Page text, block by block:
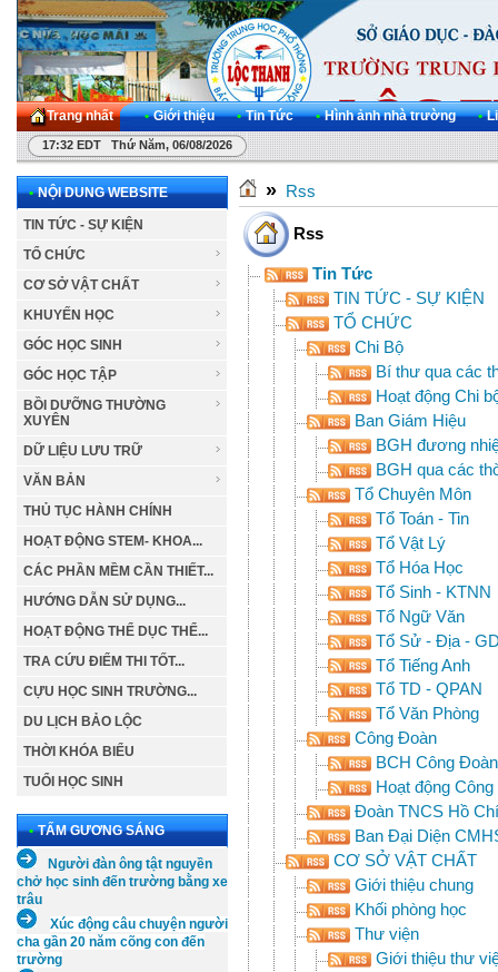
Trang nhất • Giới thiệu • Tin Tức • Hình ảnh nhà trường •
17:32 EDT Thứ Năm, 06/08/2026
• NỘI DUNG WEBSITE
TIN TỨC - SỰ KIỆN
TỔ CHỨC
CƠ SỞ VẬT CHẤT
KHUYẾN HỌC
GÓC HỌC SINH
GÓC HỌC TẬP
BỒI DƯỠNG THƯỜNG
XUYÊN
DỮ LIỆU LƯU TRỮ
VĂN BẢN
THỦ TỤC HÀNH CHÍNH
HOẠT ĐỘNG STEM- KHOA...
CÁC PHẦN MỀM CẦN THIẾT...
HƯỚNG DẪN SỬ DỤNG...
HOẠT ĐỘNG THỂ DỤC THỂ...
TRA CỨU ĐIỂM THI TỐT...
CỰU HỌC SINH TRƯỜNG...
DU LỊCH BẢO LỘC
THỜI KHÓA BIỂU
TUỔI HỌC SINH
• TẤM GƯƠNG SÁNG
Người đàn ông tật nguyền
chở học sinh đến trường bằng xe
trâu
Xúc động câu chuyện người
cha gần 20 năm cõng con đến
trường
» Rss
Rss
Tin Tức
TIN TỨC - SỰ KIỆN
TỔ CHỨC
Chi Bộ
Bí thư qua các
Hoạt động Chi
Ban Giám Hiệu
BGH đương
BGH qua các
Tổ Chuyên Môn
Tổ Toán - Tin
Tổ Vật Lý
Tổ Hóa Học
Tổ Sinh - KTNN
Tổ Ngữ Văn
Tổ Sử - Địa -
Tổ Tiếng Anh
Tổ TD - QPAN
Tổ Văn Phòng
Công Đoàn
BCH Công Đoàn
Hoạt động
Đoàn TNCS Hồ
Ban Đại Diện
CƠ SỞ VẬT CHẤT
Giới thiệu chung
Khối phòng học
Thư viện
Giới thiệu thư